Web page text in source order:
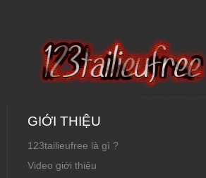
GIỚI THIỆU
123tailieufree là gì ?
Video giới thiệu